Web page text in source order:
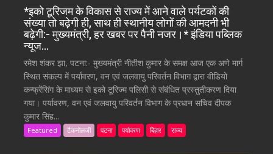
*इको टूरिजम के विकास से राज्य में आने वाले पर्यटकों की
संख्या तो बढ़ेगी ही, साथ ही स्थानीय लोगों की आमदनी भी
बढ़ेगी:- मुख्यमंत्री, हर खबर पर पैनी नजर।* इंडिया पब्लिक
न्यूज…
रमेश शंकर झा, पटना:- मुख्यमंत्री नीतीश कुमार के समक्ष आज एक अणे मार्ग
स्थित संकल्प में पर्यावरण, वन एवं जलवायु परिवर्तन विभाग द्वारा वीडियो
कन्फ्रेंसिंग के माध्यम से इको टूरिज्म पलिसी से संबंधित प्रस्तुतीकरण दिया
गया। पर्यावरण, वन एवं जलवायु परिवर्तन विभाग के प्रधान सचिव दीपक
कुमार सिंह...
Featured टैकनोलजी पटना पर्यावरण बिहार राज्य